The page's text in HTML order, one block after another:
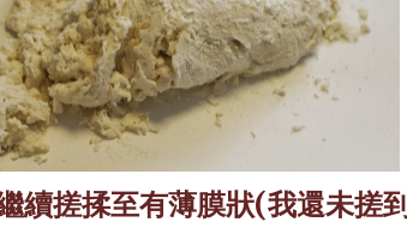
續搓揉至有薄膜狀(我還未搓